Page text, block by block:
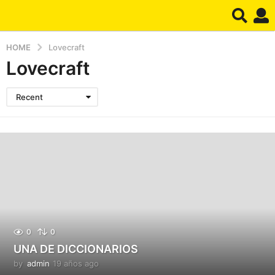
HOME Lovecraft
Lovecraft
Recent
0 0
UNA DE DICCIONARIOS
by admin 19 años ago